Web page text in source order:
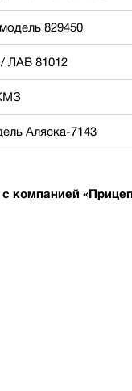
829450
ЛАВ 81012
Аляска-7143
компанией